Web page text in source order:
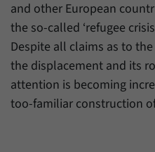
and other European
the so-called ‘refugee
Despite all claims as to
the displacement and its
attention is becoming
too-familiar construction
Internetseite
Name _pk_ses
Anbieter Matomo